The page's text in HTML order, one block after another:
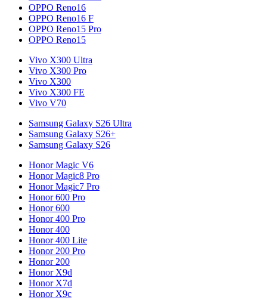
OPPO Reno16
OPPO Reno16 F
OPPO Reno15 Pro
OPPO Reno15
Vivo X300 Ultra
Vivo X300 Pro
Vivo X300
Vivo X300 FE
Vivo V70
Samsung Galaxy S26 Ultra
Samsung Galaxy S26+
Samsung Galaxy S26
Honor Magic V6
Honor Magic8 Pro
Honor Magic7 Pro
Honor 600 Pro
Honor 600
Honor 400 Pro
Honor 400
Honor 400 Lite
Honor 200 Pro
Honor 200
Honor X9d
Honor X7d
Honor X9c